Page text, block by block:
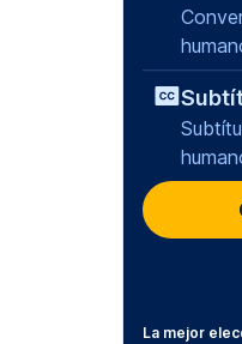
Precios
La mejor